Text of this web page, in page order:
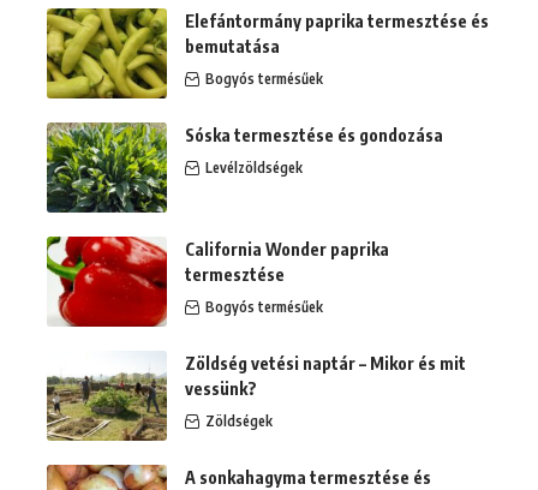
Elefántormány paprika termesztése és
bemutatása
Bogyós termésűek
Sóska termesztése és gondozása
Levélzöldségek
California Wonder paprika
termesztése
Bogyós termésűek
Zöldség vetési naptár – Mikor és mit
vessünk?
Zöldségek
A sonkahagyma termesztése és